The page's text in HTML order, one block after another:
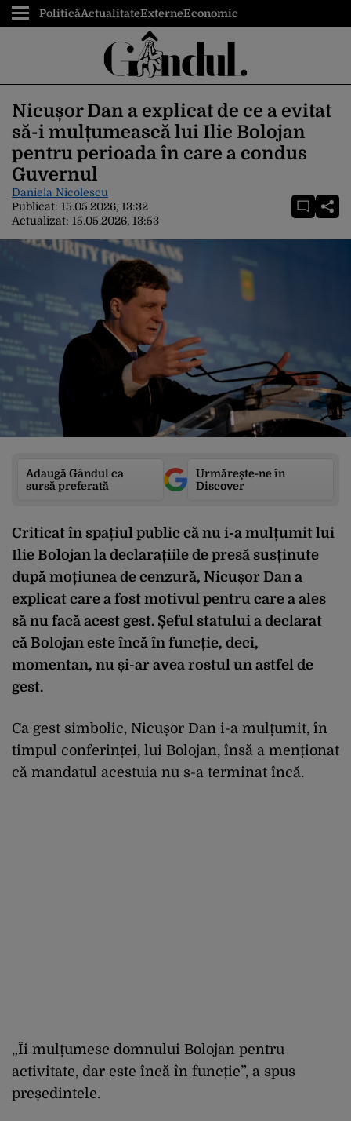
PoliticăActualitateExterneEconomic
Nicușor Dan a explicat de ce a evitat
să-i mulțumească lui Ilie Bolojan
pentru perioada în care a condus
Guvernul
Daniela Nicolescu
Publicat: 15.05.2026, 13:32
Actualizat: 15.05.2026, 13:53
Adaugă Gândul ca
sursă preferată
Urmărește-ne în
Discover
Criticat în spațiul public că nu i-a mulțumit lui
Ilie Bolojan la declarațiile de presă susținute
după moțiunea de cenzură, Nicușor Dan a
explicat care a fost motivul pentru care a ales
să nu facă acest gest. Șeful statului a declarat
că Bolojan este încă în funcție, deci,
momentan, nu și-ar avea rostul un astfel de
gest.
Ca gest simbolic, Nicușor Dan i-a mulțumit, în
timpul conferinței, lui Bolojan, însă a menționat
că mandatul acestuia nu s-a terminat încă.
„Îi mulțumesc domnului Bolojan pentru
activitate, dar este încă în funcție”, a spus
președintele.